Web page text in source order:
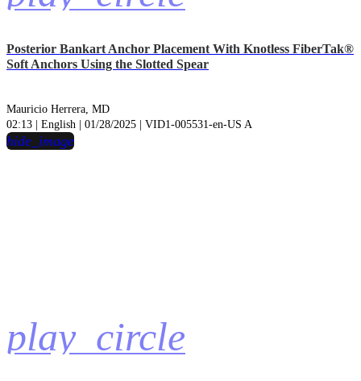
Posterior Bankart Anchor Placement With Knotless FiberTak®
Soft Anchors Using the Slotted Spear
Mauricio Herrera, MD
02:13 | English | 01/28/2025 | VID1-005531-en-US A
play_circle
hide_image